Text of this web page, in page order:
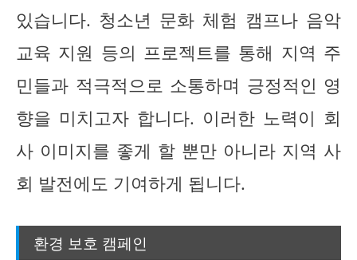
있습니다. 청소년 문화 체험 캠프나 음악
교육 지원 등의 프로젝트를 통해 지역 주
민들과 적극적으로 소통하며 긍정적인 영
향을 미치고자 합니다. 이러한 노력이 회
사 이미지를 좋게 할 뿐만 아니라 지역 사
회 발전에도 기여하게 됩니다.
환경 보호 캠페인